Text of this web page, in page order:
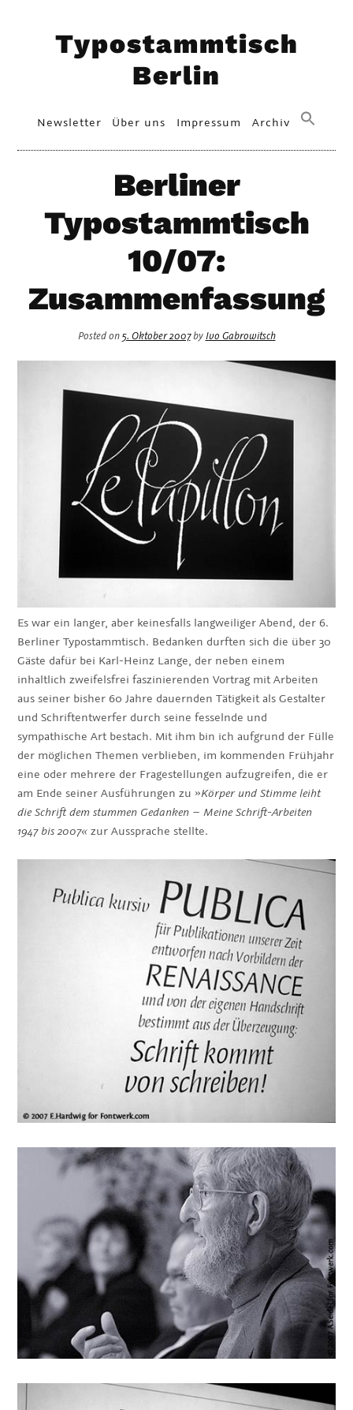
Typostammtisch
Berlin
Primary
Menu
Newsletter Über uns Impressum Archiv
Berliner
Typostammtisch
10/07:
Zusammenfassung
Posted on5. Oktober 2007byIvo Gabrowitsch
Es war ein langer, aber keinesfalls langweiliger Abend, der 6.
Berliner Typostammtisch. Bedanken durften sich die über 30
Gäste dafür bei Karl-Heinz Lange, der neben einem
inhaltlich zweifelsfrei faszinierenden Vortrag mit Arbeiten
aus seiner bisher 60 Jahre dauernden Tätigkeit als Gestalter
und Schriftentwerfer durch seine fesselnde und
sympathische Art bestach. Mit ihm bin ich aufgrund der Fülle
der möglichen Themen verblieben, im kommenden Frühjahr
eine oder mehrere der Fragestellungen aufzugreifen, die er
am Ende seiner Ausführungen zu »Körper und Stimme leiht
die Schrift dem stummen Gedanken – Meine Schrift-Arbeiten
1947 bis 2007« zur Aussprache stellte.